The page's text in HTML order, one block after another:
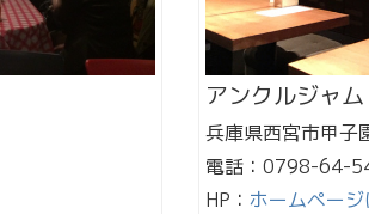
アンクルジャム
兵庫県西宮市甲子
電話：0798-64-
HP： ホームページ